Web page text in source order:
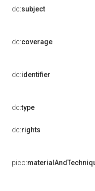
dc:subject
dc:coverage
dc:identifier
dc:type
dc:rights
pico: